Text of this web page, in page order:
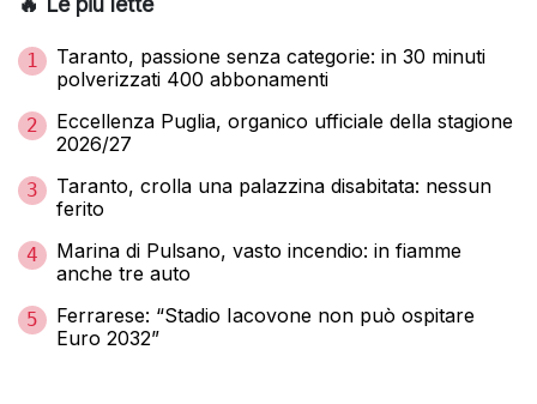
1
Taranto, passione senza categorie: in 30 minuti
polverizzati 400 abbonamenti
2
Eccellenza Puglia, organico ufficiale della stagione
2026/27
3
Taranto, crolla una palazzina disabitata: nessun
ferito
4
Marina di Pulsano, vasto incendio: in fiamme
anche tre auto
5
Ferrarese: “Stadio Iacovone non può ospitare
Euro 2032”